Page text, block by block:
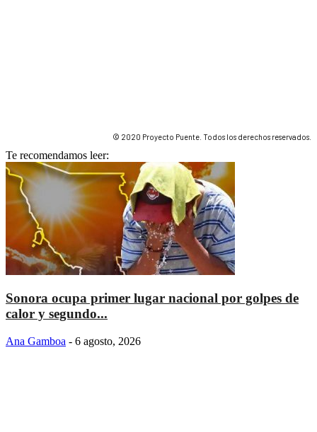
© 2020 Proyecto Puente. Todos los derechos reservados.
Te recomendamos leer:
Sonora ocupa primer lugar nacional por golpes de
calor y segundo...
Ana Gamboa - 6 agosto, 2026